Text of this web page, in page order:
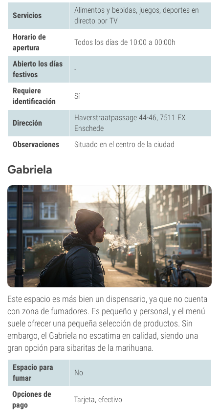
Servicios
Alimentos y bebidas, juegos, deportes en
directo por TV
Horario de
apertura
Todos los días de 10:00 a 00:00h
Abierto los días
festivos
-
Requiere
identificación
Sí
Dirección
Haverstraatpassage 44-46, 7511 EX
Enschede
Observaciones
Situado en el centro de la ciudad
Gabriela
Este espacio es más bien un dispensario, ya que no cuenta
con zona de fumadores. Es pequeño y personal, y el menú
suele ofrecer una pequeña selección de productos. Sin
embargo, el Gabriela no escatima en calidad, siendo una
gran opción para sibaritas de la marihuana.
Espacio para
fumar
No
Opciones de
pago
Tarjeta, efectivo